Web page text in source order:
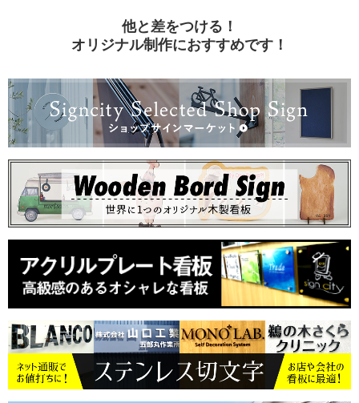
他と差をつける！
オリジナル制作におすすめです！